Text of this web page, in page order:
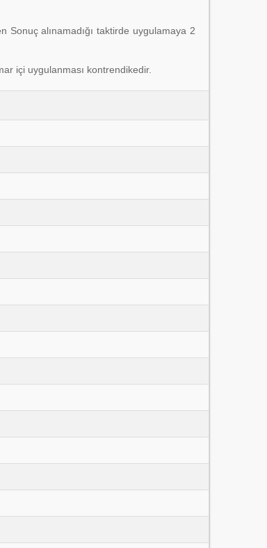
alınamadığı taktirde uygulamaya 2
içi uygulanması kontrendikedir.